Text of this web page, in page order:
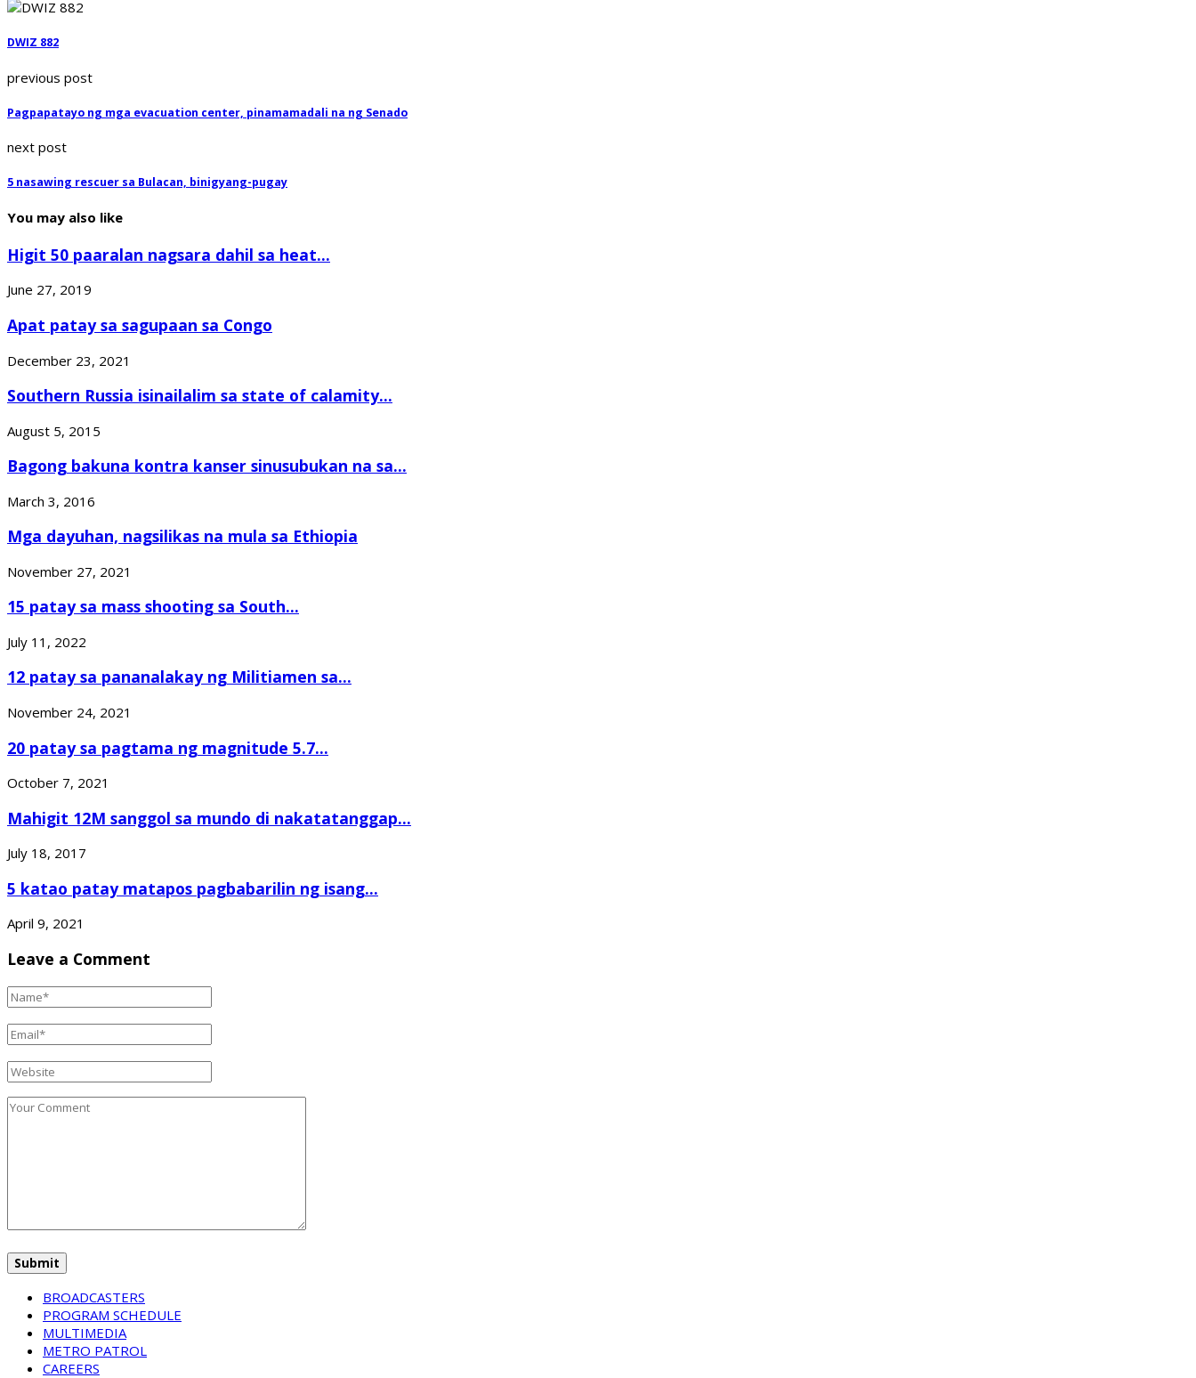
DWIZ 882
previous post
Pagpapatayo ng mga evacuation center, pinamamadali na ng Senado
next post
5 nasawing rescuer sa Bulacan, binigyang-pugay
You may also like
Higit 50 paaralan nagsara dahil sa heat...
June 27, 2019
Apat patay sa sagupaan sa Congo
December 23, 2021
Southern Russia isinailalim sa state of calamity...
August 5, 2015
Bagong bakuna kontra kanser sinusubukan na sa...
March 3, 2016
Mga dayuhan, nagsilikas na mula sa Ethiopia
November 27, 2021
15 patay sa mass shooting sa South...
July 11, 2022
12 patay sa pananalakay ng Militiamen sa...
November 24, 2021
20 patay sa pagtama ng magnitude 5.7...
October 7, 2021
Mahigit 12M sanggol sa mundo di nakatatanggap...
July 18, 2017
5 katao patay matapos pagbabarilin ng isang...
April 9, 2021
Leave a Comment
BROADCASTERS
PROGRAM SCHEDULE
MULTIMEDIA
METRO PATROL
CAREERS